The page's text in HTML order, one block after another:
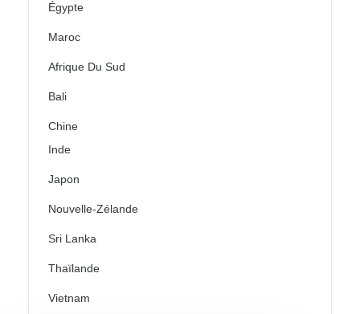
Égypte
Maroc
Afrique Du Sud
Bali
Chine
Inde
Japon
Nouvelle-Zélande
Sri Lanka
Thaïlande
Vietnam